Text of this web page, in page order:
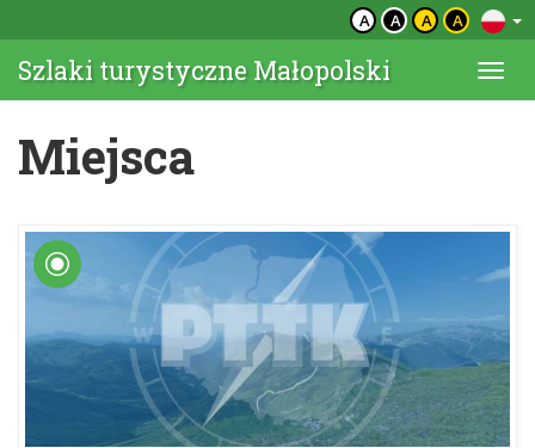
A A A A
Szlaki turystyczne Małopolski
Miejsca